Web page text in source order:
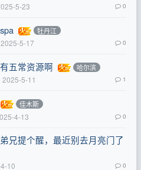
5-23 0
牡丹江
2025-5-17 0
五常资源啊 哈尔滨
2025-5-11 1
佳木斯
4-13 0
兄提个醒，最近别去月亮门了
10 0